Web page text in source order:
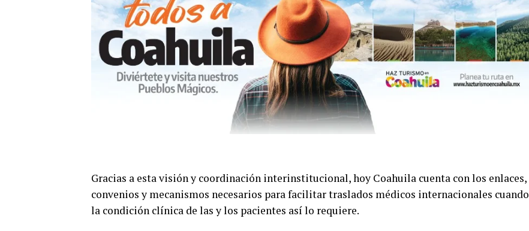
Gracias a esta visión y coordinación interinstitucional, hoy Coahuila cuenta con los enlaces,
convenios y mecanismos necesarios para facilitar traslados médicos internacionales cuando
la condición clínica de las y los pacientes así lo requiere.